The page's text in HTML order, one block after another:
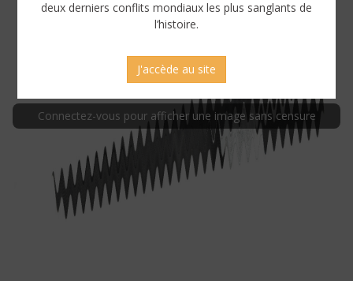
Connectez-vous pour afficher une image sans censure
deux derniers conflits mondiaux les plus sanglants de
l’histoire.
J'accède au site